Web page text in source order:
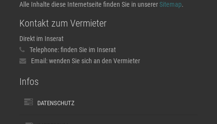
Alle Inhalte diese Internetseite finden Sie in unsererSitemap.
Kontakt zum Vermieter
Direkt im Inserat
Telephone:finden Sie im Inserat
Email:wenden Sie sich an den Vermieter
Infos
DATENSCHUTZ